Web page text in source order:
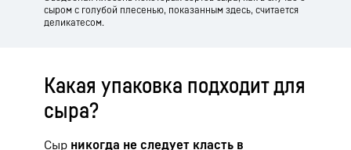
сыром с голубой плесенью, показанным здесь, считается
деликатесом.
Какая упаковка подходит для
сыра?
Сыр никогда не следует класть в